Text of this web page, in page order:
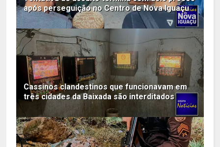
após perseguição no Centro de Nova Iguaçu
Cassinos clandestinos que funcionavam em
três cidades da Baixada são interditados